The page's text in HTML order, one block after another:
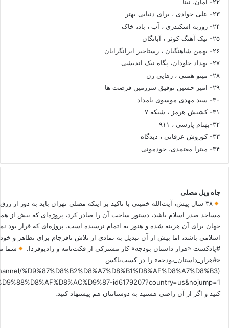
۲۳- علی جوادی ، برای دنیایی بهتر
۲۴- روزبه اسکندری ، آب ، باد، خاک
۲۵- نیک آهنگ کوثر ، آبانگان
۲۶- بهمن شاهنگیان ، رستاخیز ایرانگرایان
۲۷- بهداد جاودان، پگاه نیک اندیشی
۲۸- مینو همتی ، رهایی زن
۲۹- امیر حسین توفیق سرزمین فرصت ها
۳۰- سید مهدی موسوی بامداد
۳۱- کشیش هرمز ، شبکه ۷
۳۲-بهنام پارسی ، ۹۱۱
۳۳- کوروش عرفانی ، دیدگاه
۳۴- میترا معتمدی، خودمونی
چاه ویل مصلی
۳۸ سال پیش، آیت‌الله خمینی با تاکید بر اینکه مصلی تهران باید به دور از
مساجد صدر اسلام باشد، دستور ساخت آن را صادر کرد، پروژه‌ای که بیش از
جهان برای آن هزینه شده و هنوز به اتمام نرسیده است. پروژه‌ای که قرار بود
اسلامی باشد، اما بیش از آن تبدیل به نمادی از تلاش نافرجام برای تظاهر و
#پادکست «هزار داستان بودجه» کار مشترکی از فکت‌نامه و رادیوفردا.
شما
«#هزار_داستان_بودجه» را در کست‌باکس
%D9%87%D8%B2%D8%A7%D8%B1%D8%AF%D8%A7%D8%B3
کنید و اگر از آن راضی هستید به دوستانتان هم پیشنهاد کنید.